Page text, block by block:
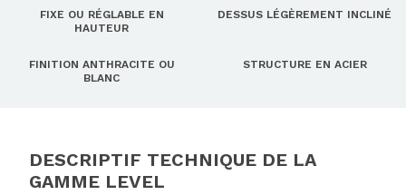
FIXE OU RÉGLABLE EN
HAUTEUR
DESSUS LÉGÈREMENT INCLINÉ
FINITION ANTHRACITE OU
BLANC
STRUCTURE EN ACIER
DESCRIPTIF TECHNIQUE DE LA
GAMME LEVEL